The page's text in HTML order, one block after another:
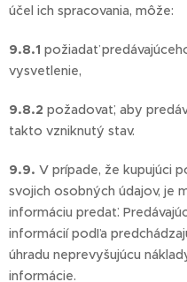
účel ich spracovania, môže:
9.8.1 požiadať
vysvetlenie,
9.8.2 požadovať, aby
takto vzniknutý stav.
9.9. V prípade, že kupujúci
svojich osobných údajov, je
informáciu predať.
informácií podľa
úhradu neprevyšujúcu
informácie.